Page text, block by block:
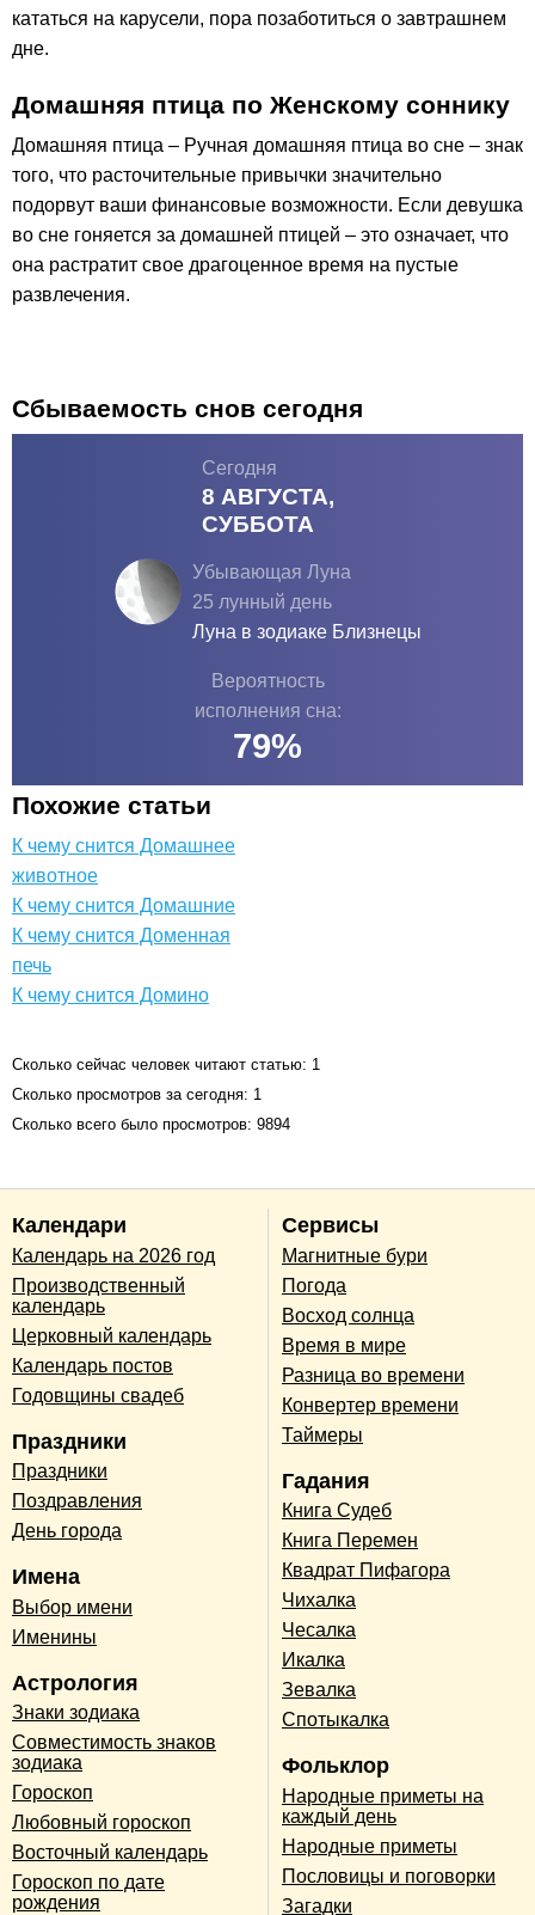
кататься на карусели, пора позаботиться о завтрашнем
дне.
Домашняя птица по Женскому соннику
Домашняя птица – Ручная домашняя птица во сне – знак
того, что расточительные привычки значительно
подорвут ваши финансовые возможности. Если девушка
во сне гоняется за домашней птицей – это означает, что
она растратит свое драгоценное время на пустые
развлечения.
Сбываемость снов сегодня
Сегодня
8 АВГУСТА,
СУББОТА
Убывающая Луна
25 лунный день
Луна в зодиаке Близнецы
Вероятность
исполнения сна:
79%
Похожие статьи
К чему снится Домашнее
животное
К чему снится Домашние
К чему снится Доменная
печь
К чему снится Домино
Сколько сейчас человек читают статью: 1
Сколько просмотров за сегодня: 1
Сколько всего было просмотров: 9894
Календари
Календарь на 2026 год
Производственный
календарь
Церковный календарь
Календарь постов
Годовщины свадеб
Праздники
Праздники
Поздравления
День города
Имена
Выбор имени
Именины
Астрология
Знаки зодиака
Совместимость знаков
зодиака
Гороскоп
Любовный гороскоп
Восточный календарь
Гороскоп по дате
рождения
Сервисы
Магнитные бури
Погода
Восход солнца
Время в мире
Разница во времени
Конвертер времени
Таймеры
Гадания
Книга Судеб
Книга Перемен
Квадрат Пифагора
Чихалка
Чесалка
Икалка
Зевалка
Спотыкалка
Фольклор
Народные приметы на
каждый день
Народные приметы
Пословицы и поговорки
Загадки